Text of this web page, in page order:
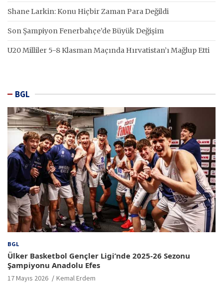
Shane Larkin: Konu Hiçbir Zaman Para Değildi
Son Şampiyon Fenerbahçe’de Büyük Değişim
U20 Milliler 5-8 Klasman Maçında Hırvatistan’ı Mağlup Etti
BGL
BGL
Ülker Basketbol Gençler Ligi’nde 2025-26 Sezonu
Şampiyonu Anadolu Efes
17 Mayıs 2026 Kemal Erdem